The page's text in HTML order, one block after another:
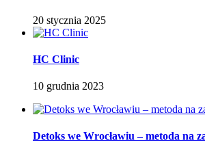
20 stycznia 2025
HC Clinic
10 grudnia 2023
Detoks we Wrocławiu – metoda na